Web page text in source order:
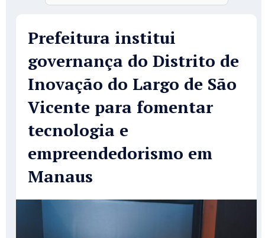
Prefeitura institui
governança do Distrito de
Inovação do Largo de São
Vicente para fomentar
tecnologia e
empreendedorismo em
Manaus